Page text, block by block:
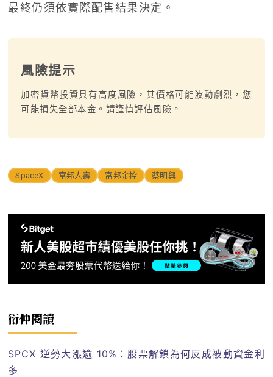
最終仍須依實際配售結果決定。
風險提示
加密貨幣投資具有高度風險，其價格可能波動劇烈，您
可能損失全部本金。請謹慎評估風險。
SpaceX 富邦人壽 富邦金控 蔡明興
衍伸閱讀
SPCX 逆勢大漲逾 10%：股票解鎖為何反成被動資金利
多